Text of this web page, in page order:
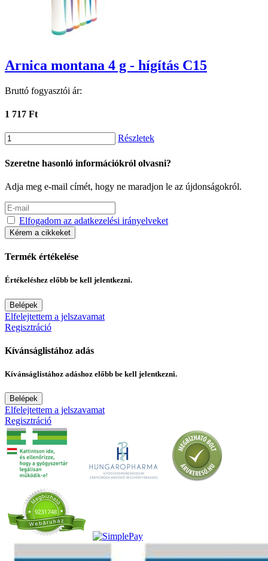
Arnica montana 4 g - hígítás C15
Bruttó fogyasztói ár:
1 717 Ft
Részletek
Szeretne hasonló információkról olvasni?
Adja meg e-mail címét, hogy ne maradjon le az újdonságokról.
Elfogadom az adatkezelési irányelveket
Kérem a cikkeket
Termék értékelése
Értékeléshez előbb be kell jelentkezni.
Belépek
Elfelejtettem a jelszavamat
Regisztráció
Kívánságlistához adás
Kívánságlistához adáshoz előbb be kell jelentkezni.
Belépek
Elfelejtettem a jelszavamat
Regisztráció